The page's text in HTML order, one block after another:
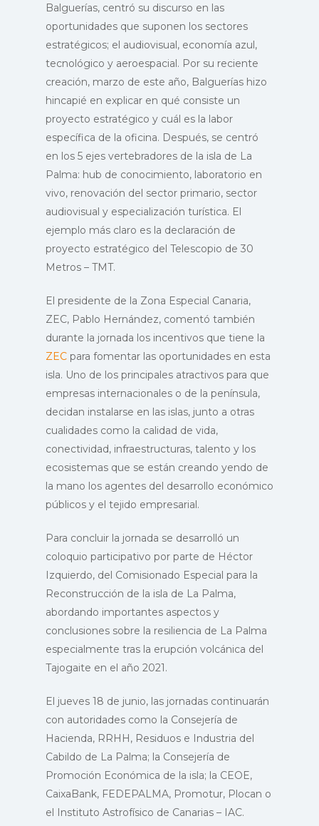
Balguerías, centró su discurso en las
oportunidades que suponen los sectores
estratégicos; el audiovisual, economía azul,
tecnológico y aeroespacial. Por su reciente
creación, marzo de este año, Balguerías hizo
hincapié en explicar en qué consiste un
proyecto estratégico y cuál es la labor
específica de la oficina. Después, se centró
en los 5 ejes vertebradores de la isla de La
Palma: hub de conocimiento, laboratorio en
vivo, renovación del sector primario, sector
audiovisual y especialización turística. El
ejemplo más claro es la declaración de
proyecto estratégico del Telescopio de 30
Metros – TMT.
El presidente de la Zona Especial Canaria,
ZEC, Pablo Hernández, comentó también
durante la jornada los incentivos que tiene la
ZEC para fomentar las oportunidades en esta
isla. Uno de los principales atractivos para que
empresas internacionales o de la península,
decidan instalarse en las islas, junto a otras
cualidades como la calidad de vida,
conectividad, infraestructuras, talento y los
ecosistemas que se están creando yendo de
la mano los agentes del desarrollo económico
públicos y el tejido empresarial.
Para concluir la jornada se desarrolló un
coloquio participativo por parte de Héctor
Izquierdo, del Comisionado Especial para la
Reconstrucción de la isla de La Palma,
abordando importantes aspectos y
conclusiones sobre la resiliencia de La Palma
especialmente tras la erupción volcánica del
Tajogaite en el año 2021.
El jueves 18 de junio, las jornadas continuarán
con autoridades como la Consejería de
Hacienda, RRHH, Residuos e Industria del
Cabildo de La Palma; la Consejería de
Promoción Económica de la isla; la CEOE,
CaixaBank, FEDEPALMA, Promotur, Plocan o
el Instituto Astrofísico de Canarias – IAC.
Registro
Quiénes Somos
Misión y Objetivos
Organigrama
Memorias de Gestión
Red Exterior
SERVICIOS
Promoción exterior
Canarias Aporta
Aporta Pymes
Capitalinas
Aporta PRE Islas
Capitalinas
Canarias
Canarias: Islas de
Formación de
Cursos y
Becas en negocios
internacionales –
Formación
Becas Negocios
Internacionales
Invertir en Canarias
Business
Program
Africa Business
Canarias Latam
Programas
Información y
asesoramiento UE
MAC Interreg
REA
RECURSOS
Buscador de
Noticias
Agenda
Brand Center
Portal de
Canal de denuncias
ESPAÑOL